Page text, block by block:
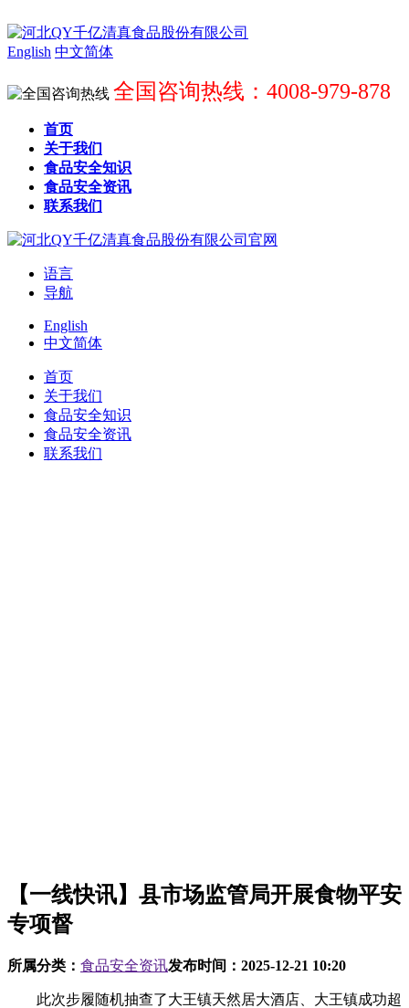
English 中文简体
全国咨询热线：4008-979-878
首页
关于我们
食品安全知识
食品安全资讯
联系我们
语言
导航
English
中文简体
首页
关于我们
食品安全知识
食品安全资讯
联系我们
【一线快讯】县市场监管局开展食物平安
专项督
所属分类： 食品安全资讯发布时间： 2025-12-21 10:20
此次步履随机抽查了大王镇天然居大酒店、大王镇成功超